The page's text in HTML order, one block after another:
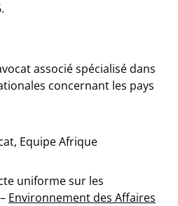
associé spécialisé dans
concernant les pays
Equipe Afrique
uniforme sur les
Environnement des Affaires